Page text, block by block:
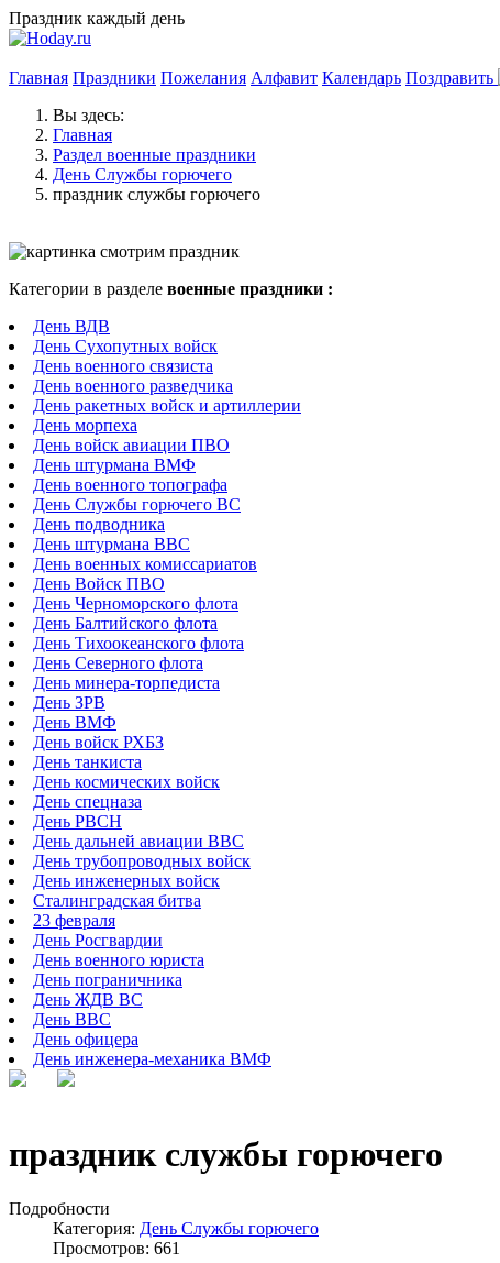
Праздник каждый день
Главная Праздники Пожелания Алфавит Календарь Поздравить
Вы здесь:
Главная
Раздел военные праздники
День Службы горючего
праздник службы горючего
Категории в разделе военные праздники :
День ВДВ
День Сухопутных войск
День военного связиста
День военного разведчика
День ракетных войск и артиллерии
День морпеха
День войск авиации ПВО
День штурмана ВМФ
День военного топографа
День Службы горючего ВС
День подводника
День штурмана ВВС
День военных комиссариатов
День Войск ПВО
День Черноморского флота
День Балтийского флота
День Тихоокеанского флота
День Северного флота
День минера-торпедиста
День ЗРВ
День ВМФ
День войск РХБЗ
День танкиста
День космических войск
День спецназа
День РВСН
День дальней авиации ВВС
День трубопроводных войск
День инженерных войск
Сталинградская битва
23 февраля
День Росгвардии
День военного юриста
День пограничника
День ЖДВ ВС
День ВВС
День офицера
День инженера-механика ВМФ
праздник службы горючего
Подробности
Категория: День Службы горючего
Просмотров: 661